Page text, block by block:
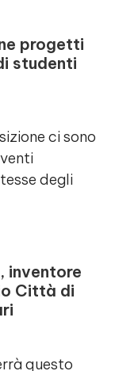
progetti
studenti
ci sono
degli
inventore
Città di
questo